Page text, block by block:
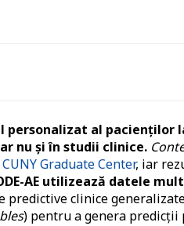
personalizat al pacienţilor
nu şi în studii clinice.
CUNY Graduate Center, iar
AE utilizează datele
clinice
) pentru a genera predicţii